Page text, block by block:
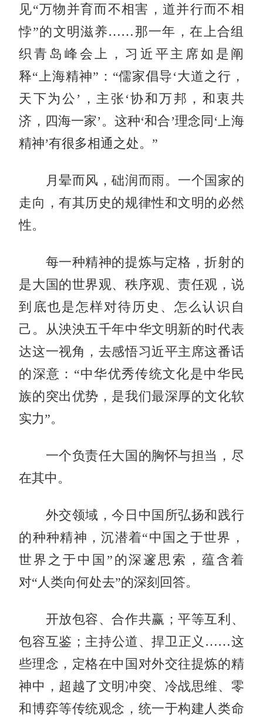
见“万物并育而不相害，道并行而不相
悖”的文明滋养……那一年，在上合组
织青岛峰会上，习近平主席如是阐
释“上海精神”：“儒家倡导‘大道之行，
天下为公’，主张‘协和万邦，和衷共
济，四海一家’。这种‘和合’理念同‘上海
精神’有很多相通之处。”
月晕而风，础润而雨。一个国家的
走向，有其历史的规律性和文明的必然
性。
每一种精神的提炼与定格，折射的
是大国的世界观、秩序观、责任观，说
到底也是怎样对待历史、怎么认识自
己。从泱泱五千年中华文明新的时代表
达这一视角，去感悟习近平主席这番话
的深意：“中华优秀传统文化是中华民
族的突出优势，是我们最深厚的文化软
实力”。
一个负责任大国的胸怀与担当，尽
在其中。
外交领域，今日中国所弘扬和践行
的种种精神，沉潜着“中国之于世界，
世界之于中国”的深邃思索，蕴含着
对“人类向何处去”的深刻回答。
开放包容、合作共赢；平等互利、
包容互鉴；主持公道、捍卫正义……这
些理念，定格在中国对外交往提炼的精
神中，超越了文明冲突、冷战思维、零
和博弈等传统观念，统一于构建人类命